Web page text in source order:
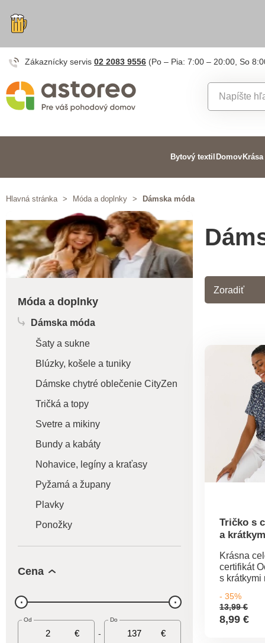
Zákaznícky servis 02 2083 9556 (Po – Pia: 7:00 – 20:00, So
Bytový textil Domov
Hlavná stránka > Móda a doplnky > Dámska móda
Móda a doplnky
Dámska móda
Šaty a sukne
Blúzky, košele a tuniky
Dámske chytré oblečenie CityZen
Tričká a topy
Svetre a mikiny
Bundy a kabáty
Nohavice, legíny a kraťasy
Pyžamá a župany
Plavky
Ponožky
Cena
€
Od
- €
Do
Zoradiť
Tričko s
a
Krásna
certifikát
s krátkymi
pozornosti.
výstrih.
Rovný
- 35%
13,99 €
8,99 €